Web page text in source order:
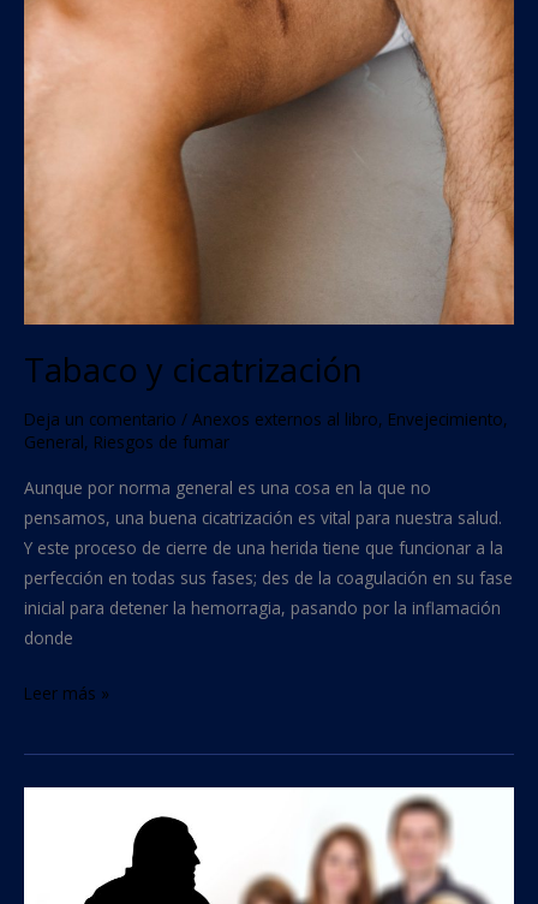
Tabaco y cicatrización
Deja un comentario / Anexos externos al libro, Envejecimiento,
General, Riesgos de fumar
Aunque por norma general es una cosa en la que no
pensamos, una buena cicatrización es vital para nuestra salud.
Y este proceso de cierre de una herida tiene que funcionar a la
perfección en todas sus fases; des de la coagulación en su fase
inicial para detener la hemorragia, pasando por la inflamación
donde
Leer más »